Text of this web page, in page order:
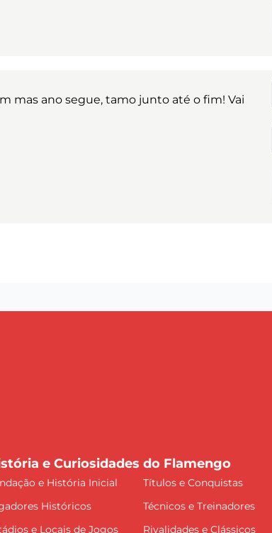
mas ano segue, tamo junto até o fim! Vai
e Curiosidades do Flamengo
e História Inicial
Títulos e Conquistas
Históricos
Técnicos e Treinadores
e Locais de Jogos
Rivalidades e Clássicos